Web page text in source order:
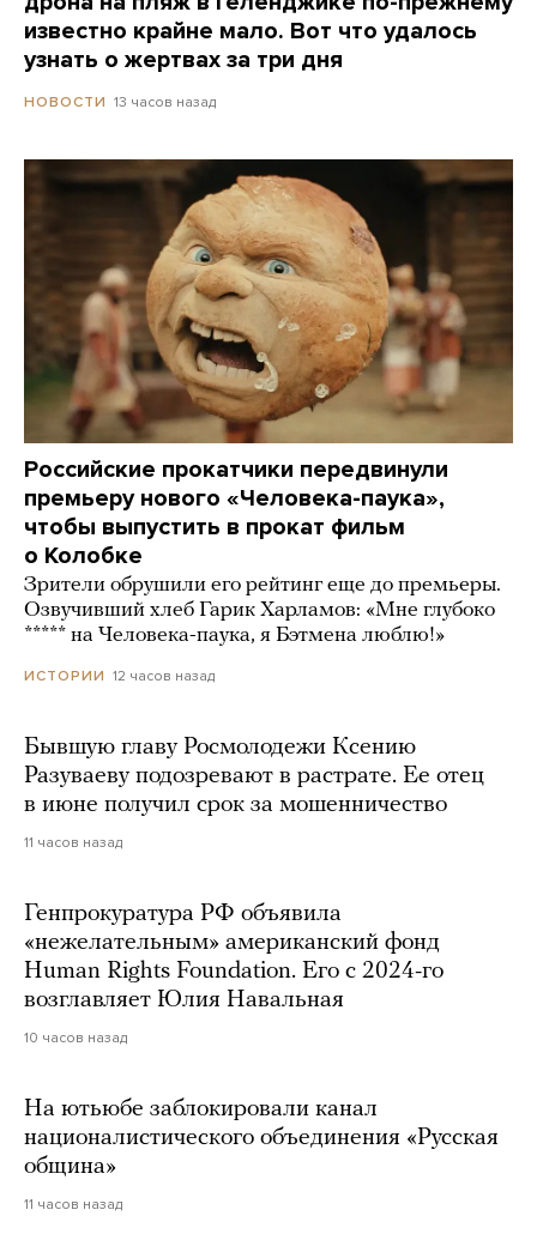
известно крайне мало. Вот что удалось
узнать о жертвах за три дня
НОВОСТИ 13 часов назад
Российские прокатчики передвинули
премьеру нового «Человека-паука»,
чтобы выпустить в прокат фильм
о Колобке
Зрители обрушили его рейтинг еще до премьеры.
Озвучивший хлеб Гарик Харламов: «Мне глубоко
***** на Человека-паука, я Бэтмена люблю!»
ИСТОРИИ 12 часов назад
Бывшую главу Росмолодежи Ксению
Разуваеву подозревают в растрате. Ее отец
в июне получил срок за мошенничество
11 часов назад
Генпрокуратура РФ объявила
«нежелательным» американский фонд
Human Rights Foundation. Его с 2024-го
возглавляет Юлия Навальная
10 часов назад
На ютьюбе заблокировали канал
националистического объединения «Русская
община»
11 часов назад